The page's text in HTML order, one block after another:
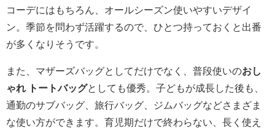
コーデにはもちろん、オールシーズン使いやすいデザイ
ン。季節を問わず活躍するので、ひとつ持っておくと出番
が多くなりそうです。
また、マザーズバッグとしてだけでなく、普段使いのおし
ゃれ トートバッグとしても優秀。子どもが成長した後も、
通勤のサブバッグ、旅行バッグ、ジムバッグなどさまざま
な使い方ができます。育児期だけで終わらない、長く使え